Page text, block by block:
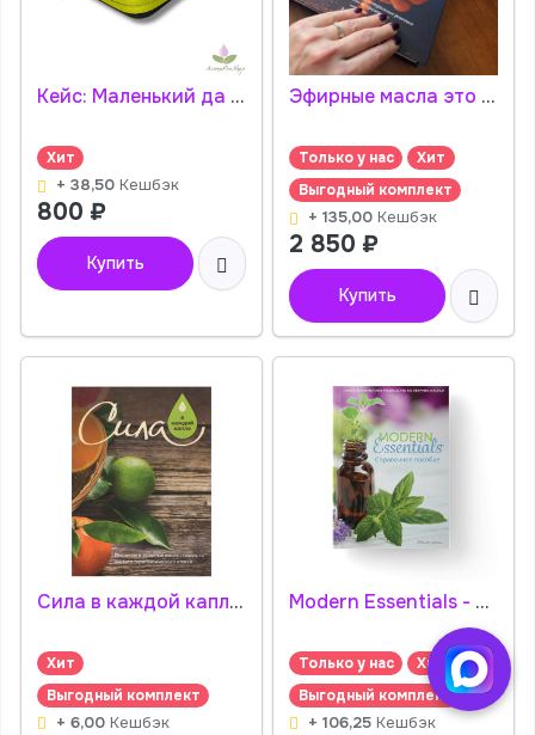
Кейс: Маленький да Удаленький, на 63 пробника зеленый
Хит
+ 38,50 Кешбэк
800 ₽
Купить
Эфирные масла это просто (2 издание) - справочник
Только у нас
Хит
Выгодный комплект
+ 135,00 Кешбэк
2 850 ₽
Купить
Сила в каждой капле - справочник с вкладышем
Хит
Выгодный комплект
+ 6,00 Кешбэк
Modern Essentials - cправочное пособие
Только у нас
Хит
Выгодный комплект
+ 106,25 Кешбэк